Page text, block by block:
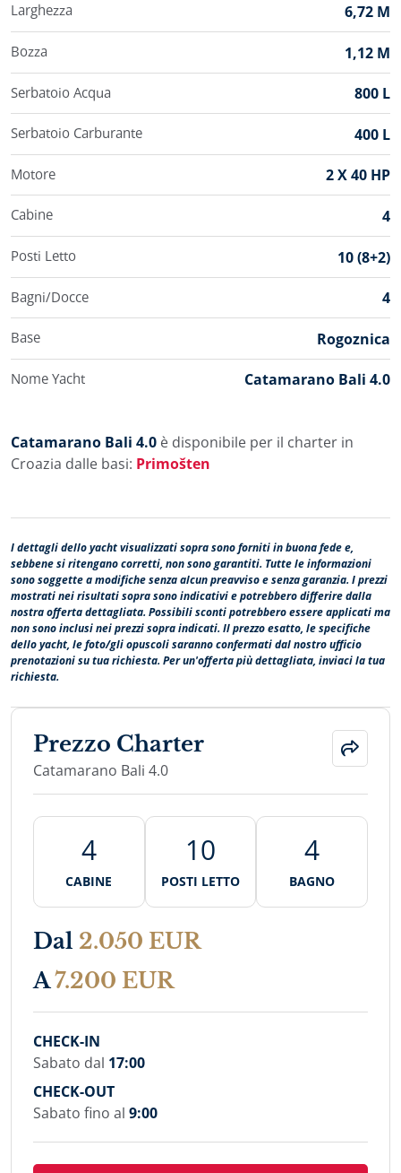
Larghezza 6,72 M
Bozza 1,12 M
Serbatoio Acqua 800 L
Serbatoio Carburante 400 L
Motore 2 X 40 HP
Cabine 4
Posti Letto 10 (8+2)
Bagni/Docce 4
Base Rogoznica
Nome Yacht Catamarano Bali 4.0
Catamarano Bali 4.0 è disponibile per il charter in
Croazia dalle basi: Primošten
I dettagli dello yacht visualizzati sopra sono forniti in buona fede e,
sebbene si ritengano corretti, non sono garantiti. Tutte le informazioni
sono soggette a modifiche senza alcun preavviso e senza garanzia. I prezzi
mostrati nei risultati sopra sono indicativi e potrebbero differire dalla
nostra offerta dettagliata. Possibili sconti potrebbero essere applicati ma
non sono inclusi nei prezzi sopra indicati. Il prezzo esatto, le specifiche
dello yacht, le foto/gli opuscoli saranno confermati dal nostro ufficio
prenotazioni su tua richiesta. Per un'offerta più dettagliata, inviaci la tua
richiesta.
Prezzo Charter
Catamarano Bali 4.0
4
CABINE
10
POSTI LETTO
4
BAGNO
Dal 2.050 EUR
A 7.200 EUR
CHECK-IN
Sabato dal 17:00
CHECK-OUT
Sabato fino al 9:00